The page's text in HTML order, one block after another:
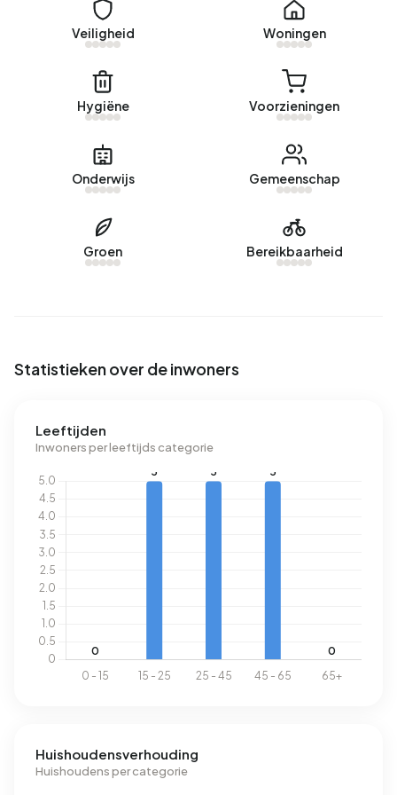
landelijke gemiddelde van 2.810 kWh. Met een jaarlijkse
verbruik van 1.180 m³ per adres ligt het aardgasverbruik 8%
onder het landelijke gemiddelde van 1.280 m³.
Veiligheid Woningen
Hygiëne Voorzieningen
Onderwijs Gemeenschap
Groen Bereikbaarheid
Statistieken over de inwoners
Leeftijden
Inwoners per leeftijds categorie
Huishoudensverhouding
Huishoudens per categorie